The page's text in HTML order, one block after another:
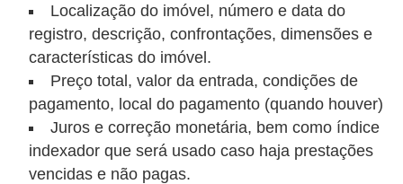
Localização do imóvel, número e data do
registro, descrição, confrontações, dimensões e
características do imóvel.
Preço total, valor da entrada, condições de
pagamento, local do pagamento (quando houver)
Juros e correção monetária, bem como índice
indexador que será usado caso haja prestações
vencidas e não pagas.
o
r
a
s
d